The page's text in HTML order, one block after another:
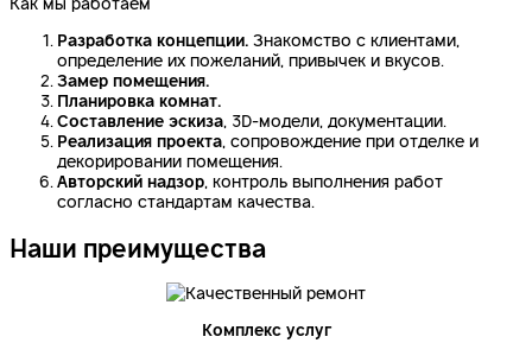
Разработка концепции. Знакомство с клиентами,
определение их пожеланий, привычек и вкусов.
Замер помещения.
Планировка комнат.
Составление эскиза, 3D-модели, документации.
Реализация проекта, сопровождение при отделке и
декорировании помещения.
Авторский надзор, контроль выполнения работ
согласно стандартам качества.
Наши преимущества
Комплекс услуг